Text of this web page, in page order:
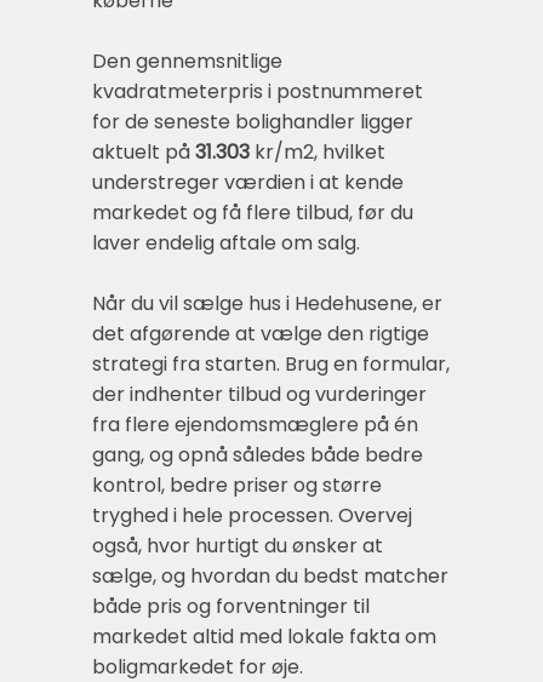
Den gennemsnitlige
kvadratmeterpris i postnummeret
for de seneste bolighandler ligger
aktuelt på31.303 kr/m2, hvilket
understreger værdien i at kende
markedet og få flere tilbud, før du
laver endelig aftale om salg.
Når du vil sælge hus i Hedehusene, er
det afgørende at vælge den rigtige
strategi fra starten. Brug en formular,
der indhenter tilbud og vurderinger
fra flere ejendomsmæglere på én
gang, og opnå således både bedre
kontrol, bedre priser og større
tryghed i hele processen. Overvej
også, hvor hurtigt du ønsker at
sælge, og hvordan du bedst matcher
både pris og forventninger til
markedet altid med lokale fakta om
boligmarkedet for øje.